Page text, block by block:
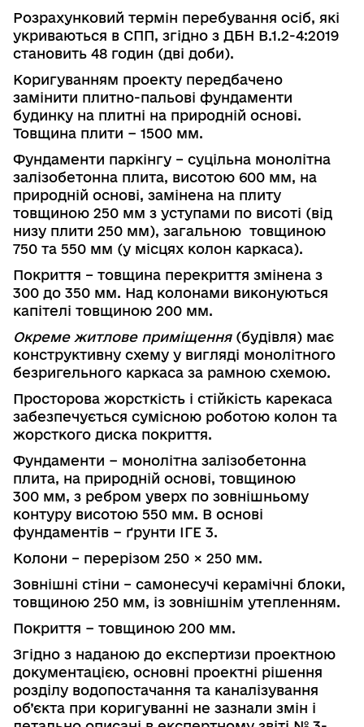
Розрахунковий термін перебування осіб, які
укриваються в СПП, згідно з ДБН В.1.2-4:2019
становить 48 годин (дві доби).
Коригуванням проекту передбачено
замінити плитно-пальові фунда­менти
будинку на плитні на природній основі.
Товщина плити − 1500 мм.
Фундаменти паркінгу – суцільна монолітна
залізобетонна плита, висотою 600 мм, на
природній основі, замінена на плиту
товщиною 250 мм з уступами по висоті (від
низу плити 250 мм), загальною товщиною
750 та 550 мм (у місцях колон каркаса).
Покриття – товщина перекриття змінена з
300 до 350 мм. Над коло­нами виконуються
капітелі товщиною 200 мм.
Окреме житлове приміщення(будівля) має
конструктивну схему у вигляді монолітного
безригельного каркаса за рамною схемою.
Просторова жорсткість і стійкість карекаса
забезпечується сумісною роботою колон та
жорсткого диска покриття.
Фундаменти − монолітна залізобетонна
плита, на природній основі, товщиною
300 мм, з ребром уверх по зовнішньому
контуру висотою 550 мм. В основі
фундаментів − ґрунти ІГЕ 3.
Колони – перерізом 250 × 250 мм.
Зовнішні стіни – самонесучі керамічні блоки,
товщиною 250 мм, із зовнішнім утепленням.
Покриття − товщиною 200 мм.
Згідно з наданою до експертизи проектною
документацією, основні проектні рішення
розділу водопостачання та каналізування
об’єкта при коригуванні не зазнали змін і